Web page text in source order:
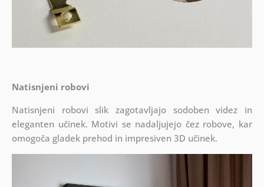
Natisnjeni robovi
Natisnjeni robovi slik zagotavljajo sodoben videz in
eleganten učinek. Motivi se nadaljujejo čez robove, kar
omogoča gladek prehod in impresiven 3D učinek.